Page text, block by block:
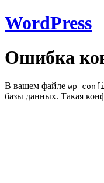
WordPress
Ошибка
В вашем файле wp-
базы данных. Такая